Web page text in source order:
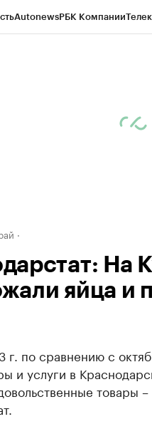
AutonewsРБК Компании
На
яйца и
г. по сравнению с
и услуги в
товары